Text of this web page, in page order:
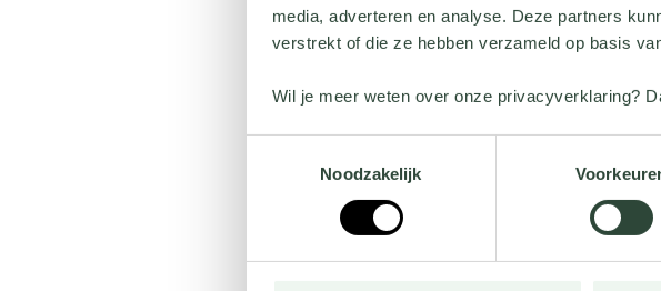
media, adverteren en analyse. Deze partners
verstrekt of die ze hebben verzameld op basis
Wil je meer weten over onze privacyverklaring?
Noodzakelijk